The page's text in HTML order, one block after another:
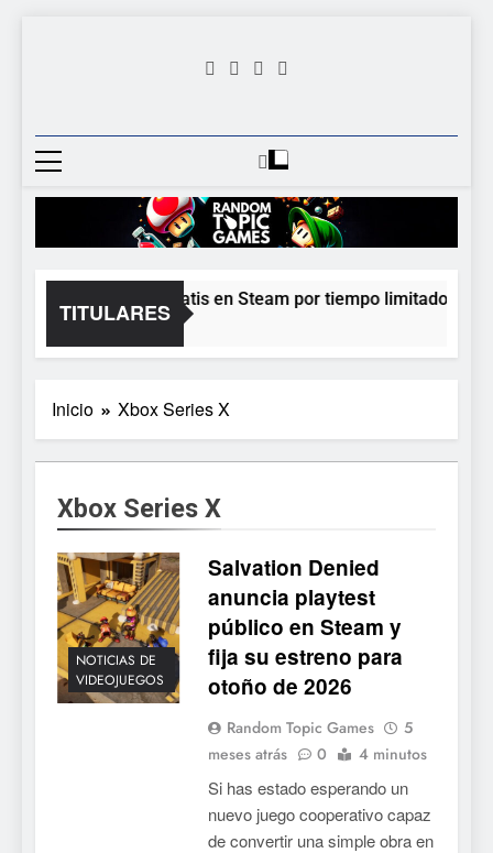
Random
Games
Videojuego Favorito
TITULARES
Moonlighter está gratis en Steam por tiempo limitado y Epic
1 Día Atrás
Inicio Xbox Series X
Xbox Series X
NOTICIAS DE
VIDEOJUEGOS
Salvation Denied
anuncia playtest
público en Steam y
fija su estreno para
otoño de 2026
Random Topic Games
5
meses atrás
0 4 minutos
Si has estado esperando un
nuevo juego cooperativo capaz
de convertir una simple obra en